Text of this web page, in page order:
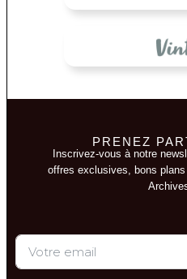
PRENEZ
Inscrivez-vous à notre
offres exclusives, bons